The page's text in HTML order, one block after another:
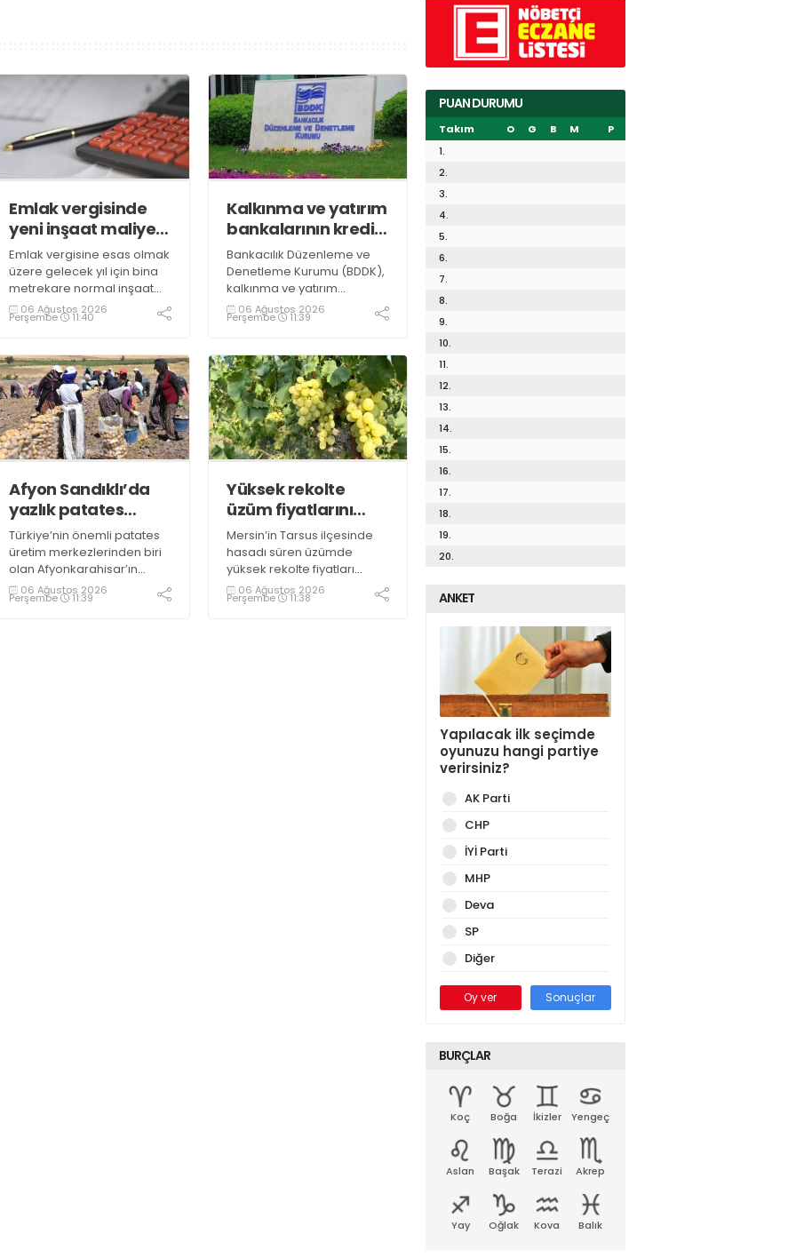
Emlak vergisinde
yeni inşaat maliyet
bedelleri belirlendi
Emlak vergisine esas olmak
üzere gelecek yıl için bina
metrekare normal inşaat
maliyet bedelleri,
meskenler açısından 604,1
arasında değişecek
06 Ağustos 2026
Perşembe 11:40
Kalkınma ve yatırım
bankalarının kredi
sınırlarında
değişiklik
Bankacılık Düzenleme ve
Denetleme Kurumu (BDDK),
kalkınma ve yatırım
bankalarının kredi sınırlarına
ilişkin düzenleme yaptı
06 Ağustos 2026
Perşembe 11:39
Afyon Sandıklı’da
yazlık patates
hasadı
Türkiye’nin önemli patates
üretim merkezlerinden biri
olan Afyonkarahisar’ın
Sandıklı ilçesinde yazlık
patates sökümü başlarken,
06 Ağustos 2026
Perşembe 11:39
Yüksek rekolte
üzüm fiyatlarını
düşürdü
Mersin’in Tarsus ilçesinde
hasadı süren üzümde
yüksek rekolte fiyatları
düşürdü. Üzümün bağda
kilogramının 10-15 liraya
06 Ağustos 2026
Perşembe 11:38
PUAN DURUMU
Takım O G B M
P
1.
2.
3.
4.
5.
6.
7.
8.
9.
10.
11.
12.
13.
14.
15.
16.
17.
18.
19.
20.
ANKET
Yapılacak ilk seçimde
oyunuzu hangi partiye
verirsiniz?
AK Parti
CHP
İYİ Parti
MHP
Deva
SP
Diğer
Oy ver Sonuçlar
BURÇLAR
Koç Boğa İkizler Yengeç
Aslan Başak Terazi Akrep
Yay Oğlak Kova Balık